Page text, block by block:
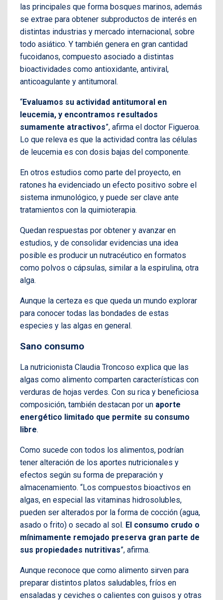
las principales que forma bosques marinos, además
se extrae para obtener subproductos de interés en
distintas industrias y mercado internacional, sobre
todo asiático. Y también genera en gran cantidad
fucoidanos, compuesto asociado a distintas
bioactividades como antioxidante, antiviral,
anticoagulante y antitumoral.
“Evaluamos su actividad antitumoral en
leucemia, y encontramos resultados
sumamente atractivos”, afirma el doctor Figueroa.
Lo que releva es que la actividad contra las células
de leucemia es con dosis bajas del componente.
En otros estudios como parte del proyecto, en
ratones ha evidenciado un efecto positivo sobre el
sistema inmunológico, y puede ser clave ante
tratamientos con la quimioterapia.
Quedan respuestas por obtener y avanzar en
estudios, y de consolidar evidencias una idea
posible es producir un nutracéutico en formatos
como polvos o cápsulas, similar a la espirulina, otra
alga.
Aunque la certeza es que queda un mundo explorar
para conocer todas las bondades de estas
especies y las algas en general.
Sano consumo
La nutricionista Claudia Troncoso explica que las
algas como alimento comparten características con
verduras de hojas verdes. Con su rica y beneficiosa
composición, también destacan por un aporte
energético limitado que permite su consumo
libre.
Como sucede con todos los alimentos, podrían
tener alteración de los aportes nutricionales y
efectos según su forma de preparación y
almacenamiento. “Los compuestos bioactivos en
algas, en especial las vitaminas hidrosolubles,
pueden ser alterados por la forma de cocción (agua,
asado o frito) o secado al sol. El consumo crudo o
mínimamente remojado preserva gran parte de
sus propiedades nutritivas”, afirma.
Aunque reconoce que como alimento sirven para
preparar distintos platos saludables, fríos en
ensaladas y ceviches o calientes con guisos y otras